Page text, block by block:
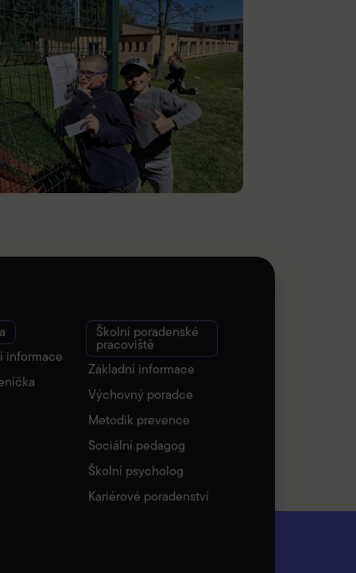
informace
Školní poradenské
pracoviště
Základní informace
Výchovný poradce
Metodik prevence
Sociální pedagog
Školní psycholog
Kariérové poradenství